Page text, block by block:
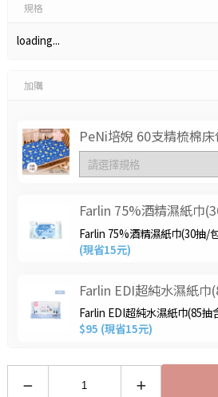
規格
loading...
加購
PeNi培婗 60支精梳棉床
Farlin 75%酒精濕紙巾
Farlin 75%酒精濕紙巾(30抽/
(現省15元)
Farlin EDI超純水濕紙
Farlin EDI超純水濕紙巾(85抽
$95 (現省15元)
PeNi培婗 超涼感馬卡龍
(涼感荳被)